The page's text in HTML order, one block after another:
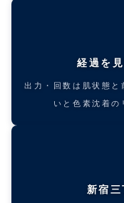
経過を
出力・回数は肌状態と
いと色素沈着の
新宿